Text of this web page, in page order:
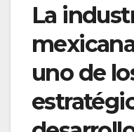
La
uno de